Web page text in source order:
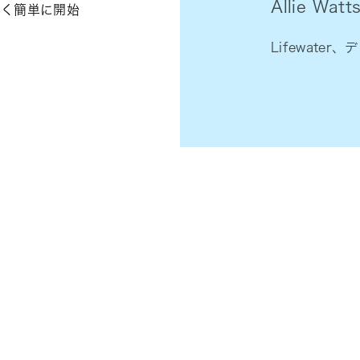
Allie
Lifewater、
簡単に開始